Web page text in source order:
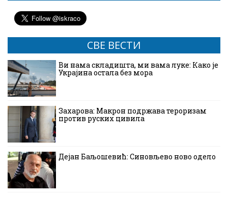
СВЕ ВЕСТИ
Ви нама складишта, ми вама луке: Како је
Украјина остала без мора
Захарова: Макрон подржава тероризам
против руских цивила
Дејан Баљошевић: Синовљево ново одело